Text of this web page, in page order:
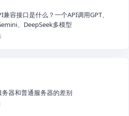
兼容接口是什么？一个API调用GPT、
、DeepSeek多模型
器和普通服务器的差别